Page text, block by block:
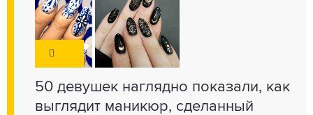
50 девушек наглядно показали, как
выглядит маникюр, сделанный